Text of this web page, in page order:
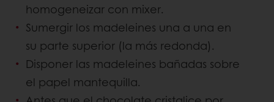
homogeneizar con mixer.
Sumergir los madeleines una a una en
su parte superior (la más redonda).
Disponer las madeleines bañadas sobre
el papel mantequilla.